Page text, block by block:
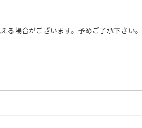
場合がございます。予めご了承下さい。